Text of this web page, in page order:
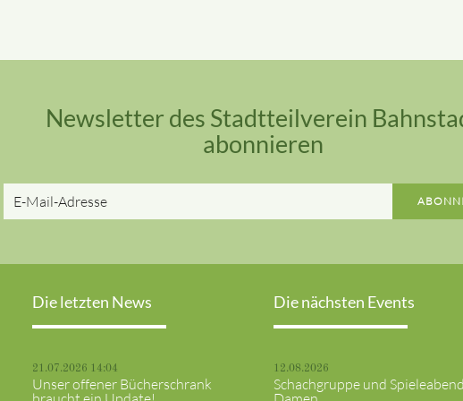
Newsletter des Stadtteilverein
abonnieren
Die letzten News
21.07.2026 14:04
Unser offener Bücherschrank
Die nächsten Events
12.08.2026
Schachgruppe und Spieleabend